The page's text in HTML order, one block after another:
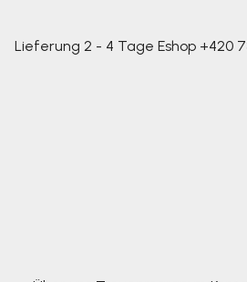
Lieferung 2 - 4 Tage Eshop +420